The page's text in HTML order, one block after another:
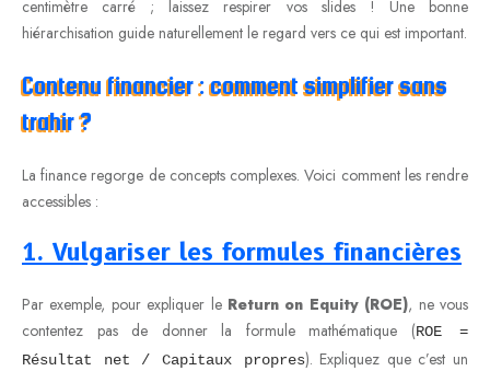
centimètre carré ; laissez respirer vos slides ! Une bonne
hiérarchisation guide naturellement le regard vers ce qui est important.
Contenu financier : comment simplifier sans
trahir ?
La finance regorge de concepts complexes. Voici comment les rendre
accessibles :
1. Vulgariser les formules financières
Par exemple, pour expliquer le Return on Equity (ROE), ne vous
contentez pas de donner la formule mathématique (ROE =
Résultat net / Capitaux propres). Expliquez que c’est un